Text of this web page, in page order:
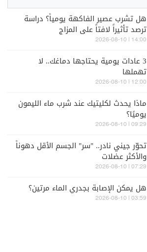
هل تشرب عصير الفاكهة يومياً؟ دراسة
ترصد تأثيراً لافتاً على المزاج
14:00 | 2026-08-10
3 عادات يومية يحتاجها دماغك.. لا
تهملها
12:00 | 2026-08-10
ماذا يحدث لكليتيك عند شرب ماء الليمون
يوميًا؟
09:29 | 2026-08-10
تحوّر جيني نادر.. "سر" الجسم الأقل دهوناً
والأكثر عضلات
07:29 | 2026-08-10
هل يمكن الإصابة بجدري الماء مرتين؟
03:59 | 2026-08-10